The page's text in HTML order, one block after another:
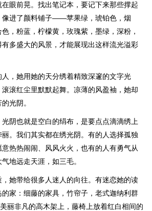
眼前晃。找出笔记本，要记下来那些撑起
像进了颜料铺子——苹果绿，琥铂色，烟
，粉蓝，柠檬黄，玫瑰紫，墨绿，深粉，
多盛大的风景，才能展现出这样流光溢彩
，她用她的天分绣着精致深邃的文字光
滚滚红尘里默默起舞。凉薄的风盈袖，她却
光阴。
阴也就是空白的绢布，是要点点滴滴绣上
。我们其实都在绣光阴。有的人选择孤独
热热闹闹、风风火火，也有的人有勇气从
地远走天涯，如三毛。
她带给很多人迷人的向往。有迷恋她的读
家：细藤的家具，竹帘子，老式迦纳利群
丽非凡的高木架上，藤椅上放着红白相间的